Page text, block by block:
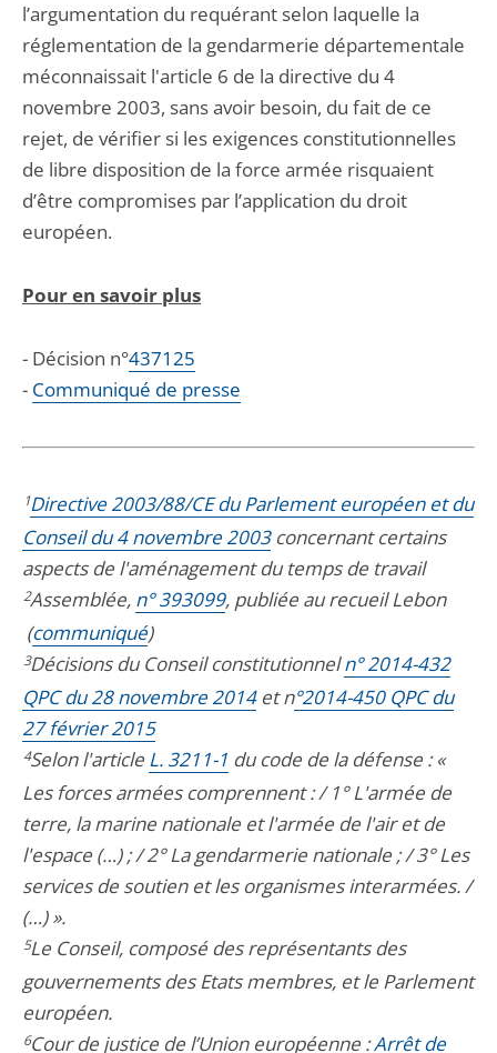
l’argumentation du requérant selon laquelle la
réglementation de la gendarmerie départementale
méconnaissait l'article 6 de la directive du 4
novembre 2003, sans avoir besoin, du fait de ce
rejet, de vérifier si les exigences constitutionnelles
de libre disposition de la force armée risquaient
d’être compromises par l’application du droit
européen.
Pour en savoir plus
- Décision n°437125
- Communiqué de presse
1Directive 2003/88/CE du Parlement européen et du
Conseil du 4 novembre 2003concernant certains
aspects de l'aménagement du temps de travail
2Assemblée, n° 393099, publiée au recueil Lebon
(communiqué)
3Décisions du Conseil constitutionneln° 2014-432
QPC du 28 novembre 2014et n°2014-450 QPC du
27 février 2015
4Selon l'article L. 3211-1 du code de la défense : «
Les forces armées comprennent : / 1° L'armée de
terre, la marine nationale et l'armée de l'air et de
l'espace (…) ; / 2° La gendarmerie nationale ; / 3° Les
services de soutien et les organismes interarmées. /
(…) ».
5Le Conseil, composé des représentants des
gouvernements des Etats membres, et le Parlement
européen.
6Cour de justice de l’Union européenne :Arrêt de